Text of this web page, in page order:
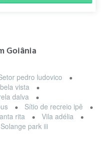
Goiânia
pedro ludovico
vista
dalva
Sítio de recreio ipê
rita
Vila adélia
Solange park iii